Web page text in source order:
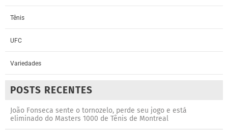
Tênis
UFC
Variedades
POSTS RECENTES
João Fonseca sente o tornozelo, perde seu jogo e está
eliminado do Masters 1000 de Tênis de Montreal